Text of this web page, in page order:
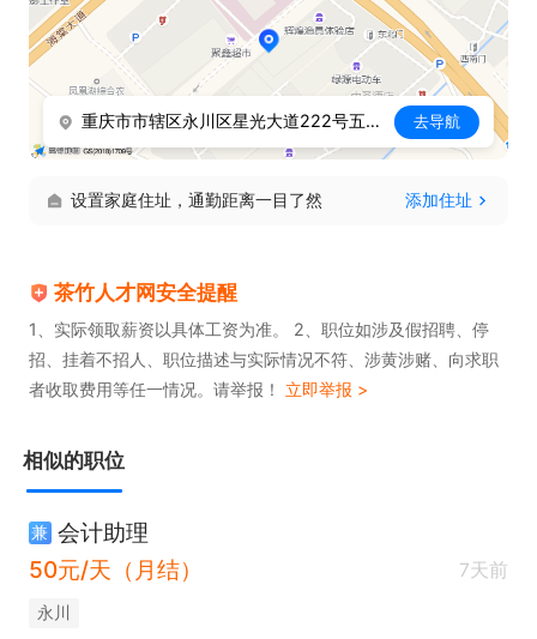
重庆市市辖区永川区星光大道222号五洲城12栋18-19号聚众财税 去导航
设置家庭住址，通勤距离一目了然 添加住址
茶竹人才网安全提醒
1、实际领取薪资以具体工资为准。 2、职位如涉及假招聘、停
招、挂着不招人、职位描述与实际情况不符、涉黄涉赌、向求职
者收取费用等任一情况。请举报！ 立即举报 >
相似的职位
兼 会计助理
50元/天（月结）
7天前
永川